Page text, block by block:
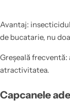
Avantaj:
de bucatarie, nu
Greșeală
atractivitatea.
Capcanele